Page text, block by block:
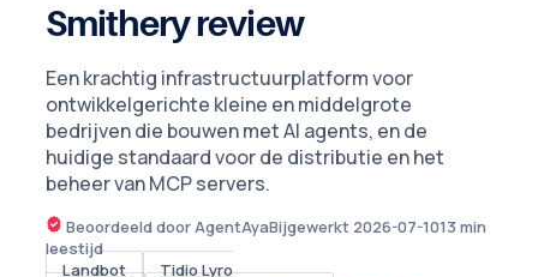
Smithery review
Een krachtig infrastructuurplatform voor
ontwikkelgerichte kleine en middelgrote
bedrijven die bouwen met AI agents, en de
huidige standaard voor de distributie en het
beheer van MCP servers.
Beoordeeld door AgentAyaBijgewerkt 2026-07-1013 min
leestijd
Landbot
Tidio Lyro